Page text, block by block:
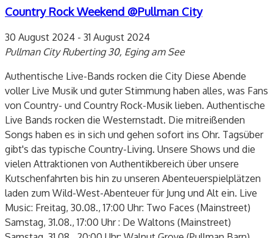
Country Rock Weekend @Pullman City
30 August 2024 - 31 August 2024
Pullman CityRuberting 30, Eging am See
Authentische Live-Bands rocken die City Diese Abende
voller Live Musik und guter Stimmung haben alles, was Fans
von Country- und Country Rock-Musik lieben. Authentische
Live Bands rocken die Westernstadt. Die mitreißenden
Songs haben es in sich und gehen sofort ins Ohr. Tagsüber
gibt's das typische Country-Living. Unsere Shows und die
vielen Attraktionen von Authentikbereich über unsere
Kutschenfahrten bis hin zu unseren Abenteuerspielplätzen
laden zum Wild-West-Abenteuer für Jung und Alt ein. Live
Music: Freitag, 30.08., 17:00 Uhr: Two Faces (Mainstreet)
Samstag, 31.08., 17:00 Uhr : De Waltons (Mainstreet)